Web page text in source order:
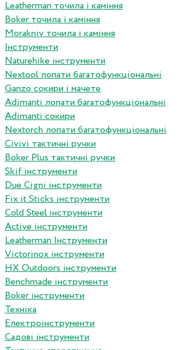
Leatherman точила і каміння
Boker точила і каміння
Morakniv точила і каміння
Інструменти
Naturehike інструменти
Nextool лопати багатофункціональні
Ganzo сокири і мачете
Adimanti лопати багатофункціональні
Adimanti сокири
Nextorch лопати багатофункціональні
Сivivi тактичні ручки
Boker Plus тактичні ручки
Skif інструменти
Due Cigni інструменти
Fix it Sticks інструменти
Сold Steel інструменти
Active інструменти
Leatherman Інструменти
Victorinox інструменти
HX Outdoors інструменти
Benchmade інструменти
Boker інструменти
Техніка
Електроінструменти
Садові інструменти